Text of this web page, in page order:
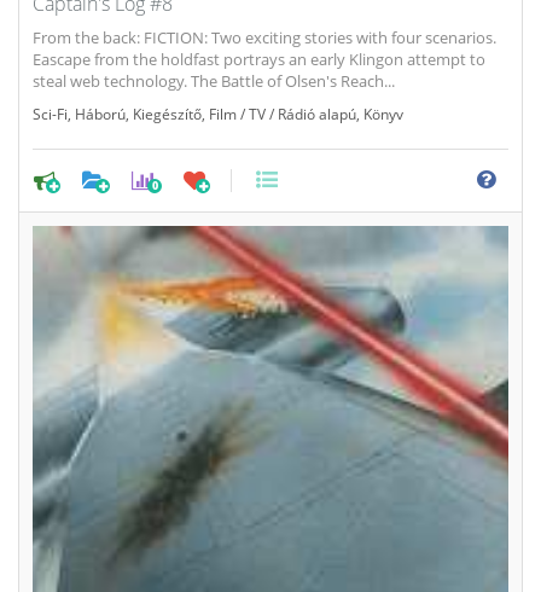
From the back: FICTION: Two exciting stories with four scenarios.
Eascape from the holdfast portrays an early Klingon attempt to
steal web technology. The Battle of Olsen's Reach...
Sci-Fi Háború Kiegészítő Film / TV / Rádió alapú Könyv
0